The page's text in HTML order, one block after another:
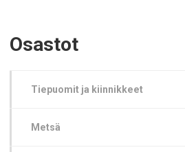
Osastot
Tiepuomit ja kiinnikkeet
Metsä